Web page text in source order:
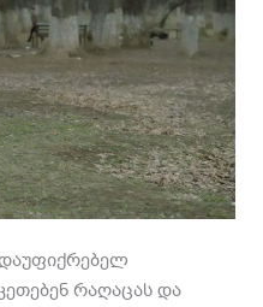
დაუფიქრებელ
რაღაცას და